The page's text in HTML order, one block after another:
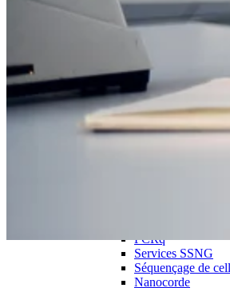
PCRq
Services SSNG
Séquençage de
Nanocorde
personnalisé
Les scientifiques des laboratoires
une approche collaborative et consultative
fournir des recommandations sur les
biomarqueurs et leur mise en œuvre,
plate-forme génomique pour votre étude.
Les services peuvent être fournis